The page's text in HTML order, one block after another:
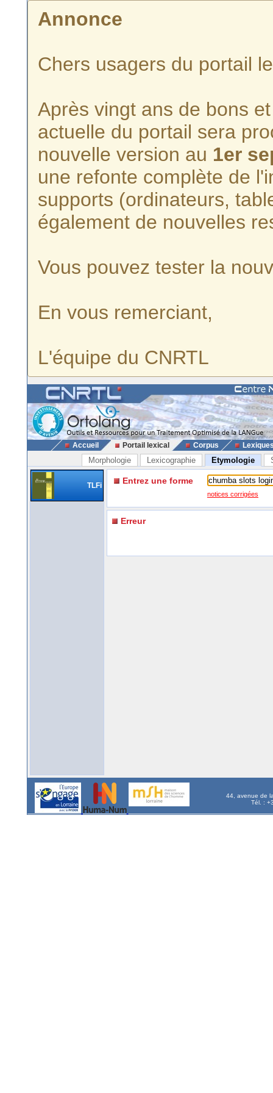
Annonce
Chers usagers du portail
Après vingt ans de bons
actuelle du portail sera
nouvelle version au 1er
une refonte complète de
supports (ordinateurs,
également de nouvelles
Vous pouvez tester la
En vous remerciant,
L'équipe du CNRTL
Accueil Portail lexical Corpus
Morphologie Lexicographie Etymologie
TLFi Entrez une forme
notices corrigées
Erreur
44, avenue de
Tél. :